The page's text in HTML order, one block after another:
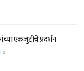
एकजुटीचे प्रदर्शन
0